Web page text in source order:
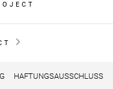
HAFTUNGSAUSSCHLUSS